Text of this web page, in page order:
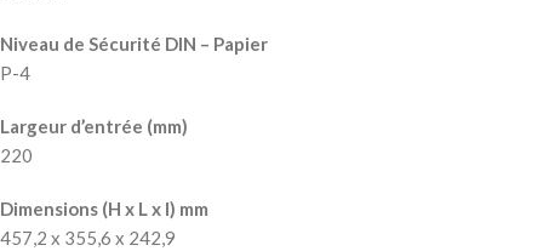
Niveau de Sécurité DIN – Papier
P-4
Largeur d’entrée (mm)
220
Dimensions (H x L x l) mm
457,2 x 355,6 x 242,9